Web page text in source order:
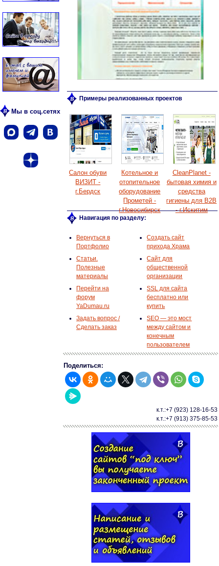
Мы в соц.сетях
Примеры реализованных проектов
Салон обуви
ВИЗИТ -
г.Бердск
Котельное и
отопительное
оборудование
Прометей -
г.Новосибирск
CleanPlanet -
бытовая химия и
средства
гигиены для B2B
- г.Искитим
Навигация по разделу:
Вернуться в
Портфолио
Статьи.
Полезные
материалы
Перейти на
форум
YaDumau.ru
Задать вопрос /
Сделать заказ
Создать сайт
прихода Храма
Сайт для
общественной
организации
SSL для сайта
бесплатно или
купить
SEO — это мост
между сайтом и
конечным
пользователем
Поделиться:
к.т.:+7 (923) 128-16-53
к.т.:+7 (913) 375-85-53